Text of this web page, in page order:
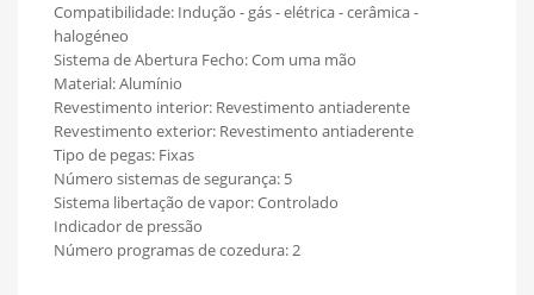
Compatibilidade: Indução - gás - elétrica - cerâmica -
halogéneo
Sistema de Abertura Fecho: Com uma mão
Material: Alumínio
Revestimento interior: Revestimento antiaderente
Revestimento exterior: Revestimento antiaderente
Tipo de pegas: Fixas
Número sistemas de segurança: 5
Sistema libertação de vapor: Controlado
Indicador de pressão
Número programas de cozedura: 2